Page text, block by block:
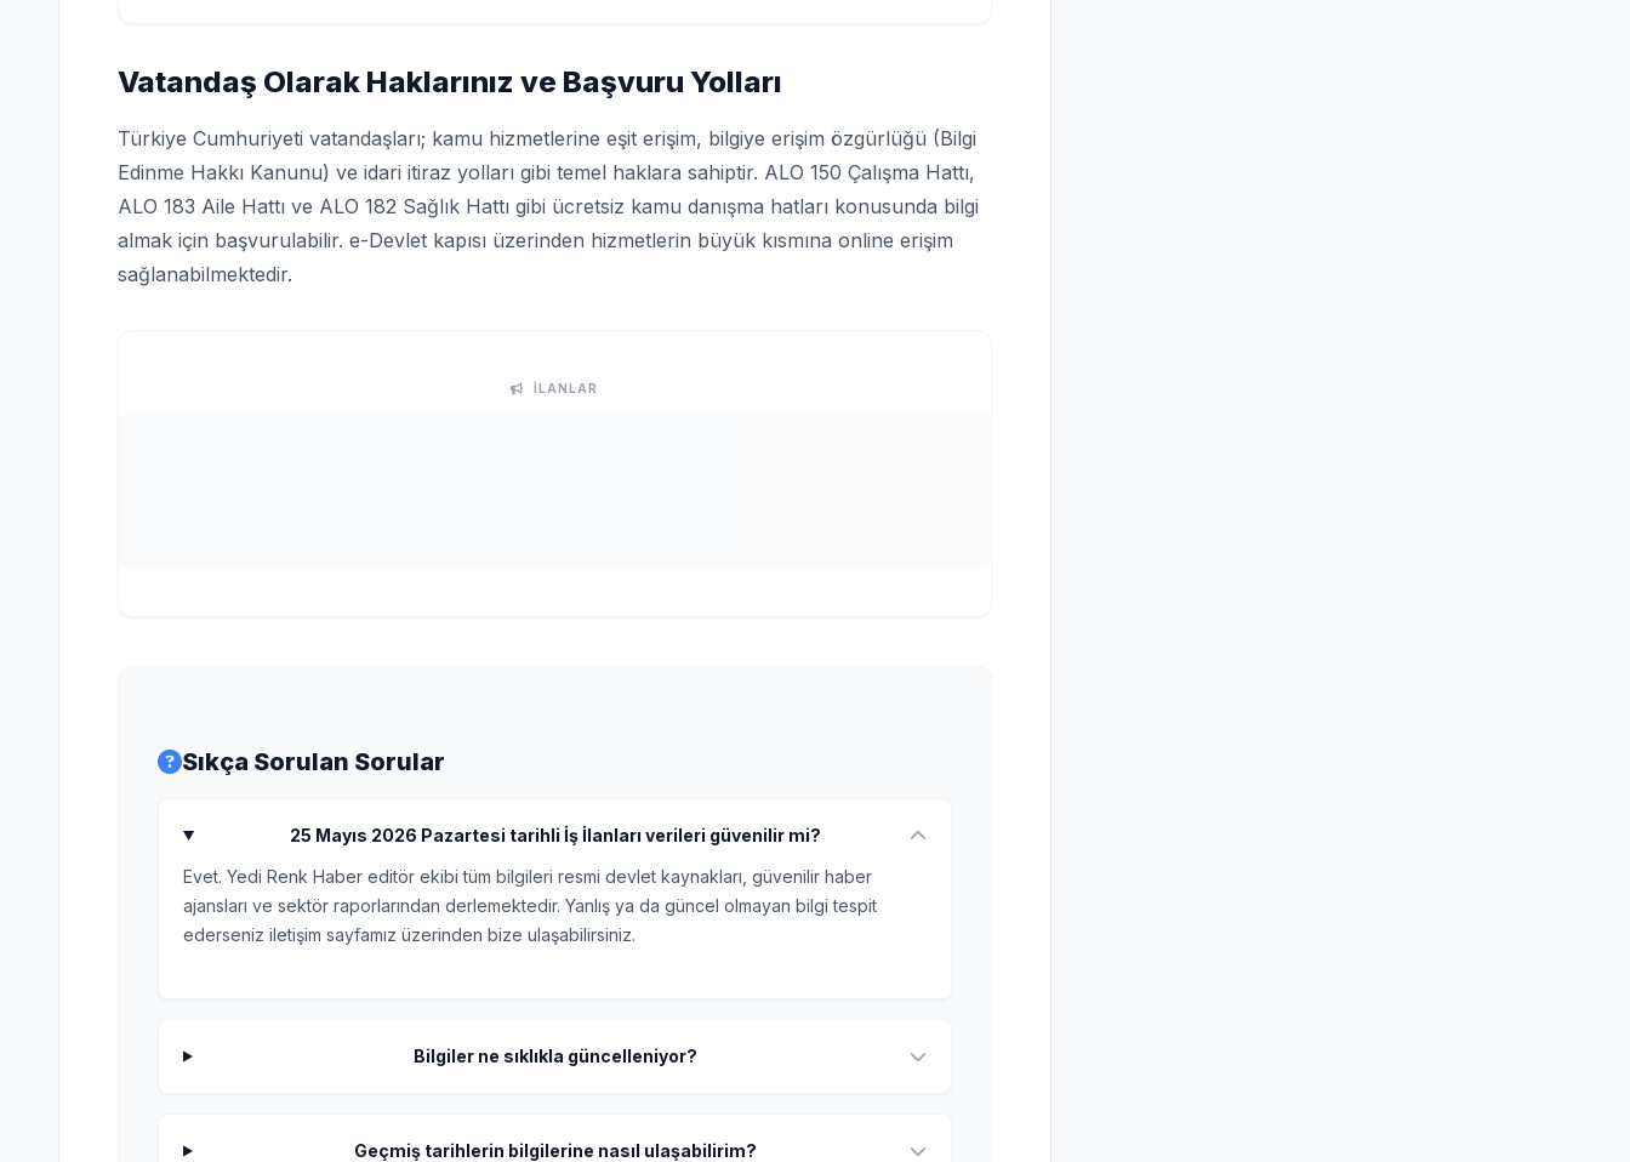
Vatandaş Olarak Haklarınız ve Başvuru Yolları
Türkiye Cumhuriyeti vatandaşları; kamu hizmetlerine eşit erişim, bilgiye erişim özgürlüğü (Bilgi
Edinme Hakkı Kanunu) ve idari itiraz yolları gibi temel haklara sahiptir. ALO 150 Çalışma Hattı,
ALO 183 Aile Hattı ve ALO 182 Sağlık Hattı gibi ücretsiz kamu danışma hatları konusunda bilgi
almak için başvurulabilir. e-Devlet kapısı üzerinden hizmetlerin büyük kısmına online erişim
sağlanabilmektedir.
İLANLAR
Sıkça Sorulan Sorular
25 Mayıs 2026 Pazartesi tarihli İş İlanları verileri güvenilir mi?
Evet. Yedi Renk Haber editör ekibi tüm bilgileri resmi devlet kaynakları, güvenilir haber
ajansları ve sektör raporlarından derlemektedir. Yanlış ya da güncel olmayan bilgi tespit
ederseniz iletişim sayfamız üzerinden bize ulaşabilirsiniz.
Bilgiler ne sıklıkla güncelleniyor?
Geçmiş tarihlerin bilgilerine nasıl ulaşabilirim?